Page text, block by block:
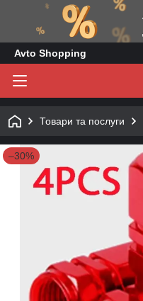
Avto Shopping
Товари та послуги
–30%